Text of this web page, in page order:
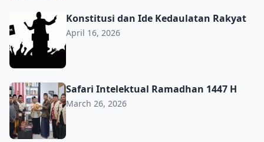
Konstitusi dan Ide Kedaulatan Rakyat
Konstitusi dan Ide Kedaulatan Rakyat
April 16, 2026
Safari Intelektual Ramadhan 1447 H
Safari Intelektual Ramadhan 1447 H
March 26, 2026